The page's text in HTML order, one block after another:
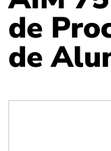
de
de